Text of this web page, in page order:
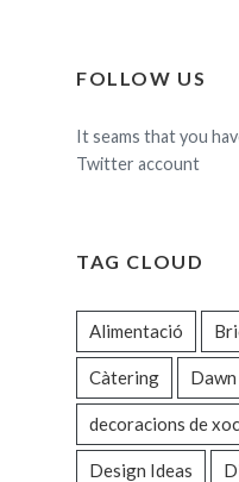
FOLLOW US
It seams that you
Twitter account
TAG CLOUD
Alimentació
Càtering Dawn
decoracions de
Design Ideas